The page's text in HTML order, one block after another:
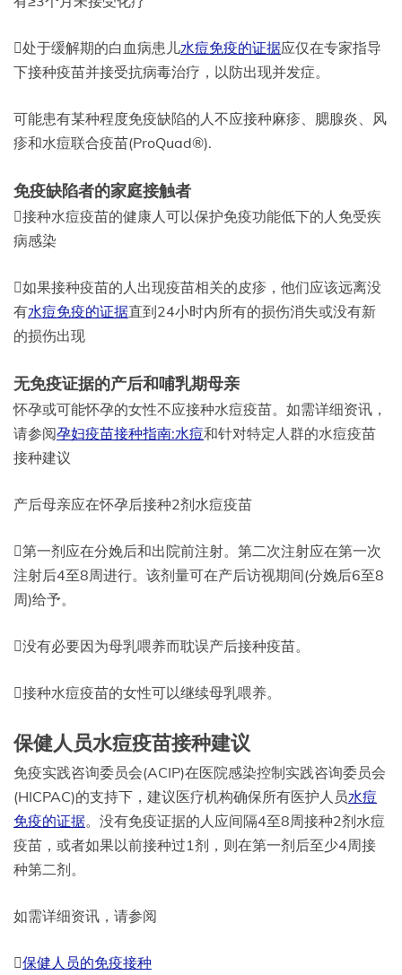
处于缓解期的白血病患儿水痘免疫的证据应仅在专家指导
下接种疫苗并接受抗病毒治疗，以防出现并发症。
可能患有某种程度免疫缺陷的人不应接种麻疹、腮腺炎、风
疹和水痘联合疫苗(ProQuad®).
免疫缺陷者的家庭接触者
接种水痘疫苗的健康人可以保护免疫功能低下的人免受疾
病感染
如果接种疫苗的人出现疫苗相关的皮疹，他们应该远离没
有水痘免疫的证据直到24小时内所有的损伤消失或没有新
的损伤出现
无免疫证据的产后和哺乳期母亲
怀孕或可能怀孕的女性不应接种水痘疫苗。如需详细资讯，
请参阅孕妇疫苗接种指南:水痘和针对特定人群的水痘疫苗
接种建议
产后母亲应在怀孕后接种2剂水痘疫苗
第一剂应在分娩后和出院前注射。第二次注射应在第一次
注射后4至8周进行。该剂量可在产后访视期间(分娩后6至8
周)给予。
没有必要因为母乳喂养而耽误产后接种疫苗。
接种水痘疫苗的女性可以继续母乳喂养。
保健人员水痘疫苗接种建议
免疫实践咨询委员会(ACIP)在医院感染控制实践咨询委员会
(HICPAC)的支持下，建议医疗机构确保所有医护人员水痘
免疫的证据。没有免疫证据的人应间隔4至8周接种2剂水痘
疫苗，或者如果以前接种过1剂，则在第一剂后至少4周接
种第二剂。
如需详细资讯，请参阅
保健人员的免疫接种